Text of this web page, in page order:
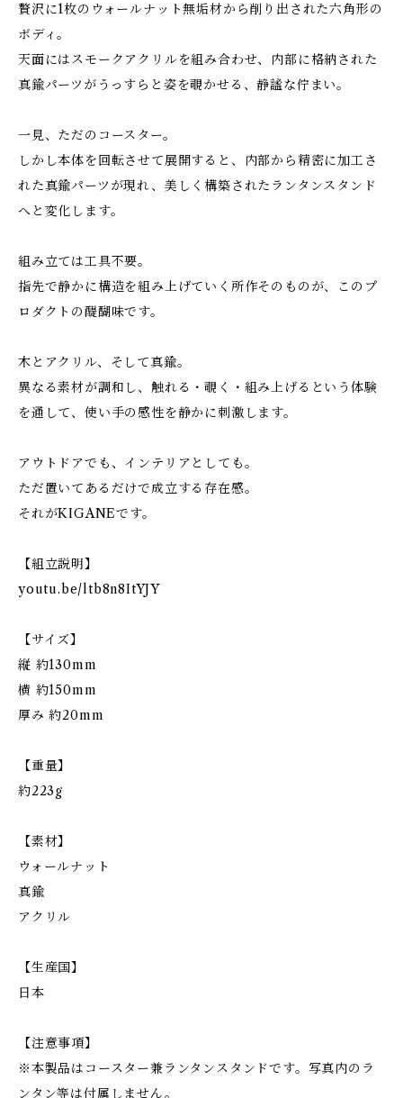
贅沢に1枚のウォールナット無垢材から削り出された六角形の
ボディ。
天面にはスモークアクリルを組み合わせ、内部に格納された
真鍮パーツがうっすらと姿を覗かせる、静謐な佇まい。
一見、ただのコースター。
しかし本体を回転させて展開すると、内部から精密に加工さ
れた真鍮パーツが現れ、美しく構築されたランタンスタンド
へと変化します。
組み立ては工具不要。
指先で静かに構造を組み上げていく所作そのものが、このプ
ロダクトの醍醐味です。
木とアクリル、そして真鍮。
異なる素材が調和し、触れる・覗く・組み上げるという体験
を通して、使い手の感性を静かに刺激します。
アウトドアでも、インテリアとしても。
ただ置いてあるだけで成立する存在感。
それがKIGANEです。
【組立説明】
youtu.be/ltb8n8ItYJY
【サイズ】
縦 約130mm
横 約150mm
厚み 約20mm
【重量】
約223g
【素材】
ウォールナット
真鍮
アクリル
【生産国】
日本
【注意事項】
※本製品はコースター兼ランタンスタンドです。写真内のラ
ンタン等は付属しません。